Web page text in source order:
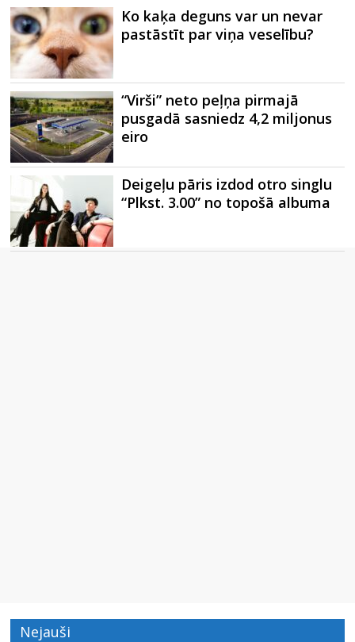
Ko kaķa deguns var un nevar
pastāstīt par viņa veselību?
“Virši” neto peļņa pirmajā
pusgadā sasniedz 4,2 miljonus
eiro
Deigeļu pāris izdod otro singlu
“Plkst. 3.00” no topošā albuma
Nejauši